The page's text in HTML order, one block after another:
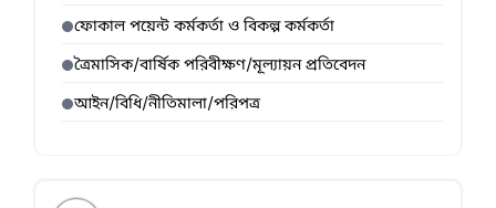
ফোকাল পয়েন্ট কর্মকর্তা ও বিকল্প কর্মকর্তা
ত্রৈমাসিক/বার্ষিক পরিবীক্ষণ/মূল্যায়ন প্রতিবেদন
আইন/বিধি/নীতিমালা/পরিপত্র